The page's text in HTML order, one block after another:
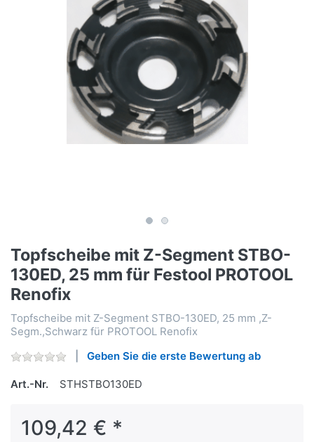
Topfscheibe mit Z-Segment STBO-
130ED, 25 mm für Festool PROTOOL
Renofix
Topfscheibe mit Z-Segment STBO-130ED, 25 mm ,Z-
Segm.,Schwarz für PROTOOL Renofix
Geben Sie die erste Bewertung ab
Art.-Nr. STHSTBO130ED
109,42 € *